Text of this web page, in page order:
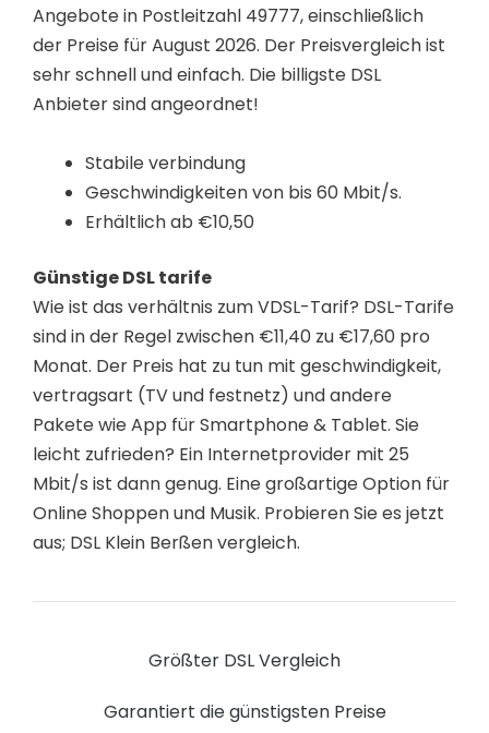
Angebote in Postleitzahl 49777, einschließlich
der Preise für August 2026. Der Preisvergleich ist
sehr schnell und einfach. Die billigste DSL
Anbieter sind angeordnet!
Stabile verbindung
Geschwindigkeiten von bis 60 Mbit/s.
Erhältlich ab €10,50
Günstige DSL tarife
Wie ist das verhältnis zum VDSL-Tarif? DSL-Tarife
sind in der Regel zwischen €11,40 zu €17,60 pro
Monat. Der Preis hat zu tun mit geschwindigkeit,
vertragsart (TV und festnetz) und andere
Pakete wie App für Smartphone & Tablet. Sie
leicht zufrieden? Ein Internetprovider mit 25
Mbit/s ist dann genug. Eine großartige Option für
Online Shoppen und Musik. Probieren Sie es jetzt
aus; DSL Klein Berßen vergleich.
Größter DSL Vergleich
Garantiert die günstigsten Preise